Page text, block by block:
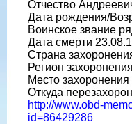
Отчество
Дата рождения/
Воинское звание
Дата смерти
Страна
Регион
Место
Откуда
http://www.obd-
id=86429286